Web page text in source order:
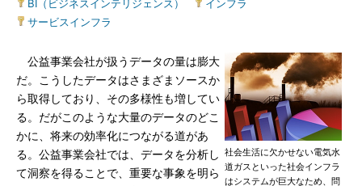
BI（ビジネスインテリジェンス） インフラ
サービスインフラ
社会生活に欠かせない電気水
道ガスといった社会インフラ
はシステムが巨大なため、問
公益事業会社が扱うデータの量は膨大
だ。こうしたデータはさまざまソースか
ら取得しており、その多様性も増してい
る。だがこのような大量のデータのどこ
かに、将来の効率化につながる道があ
る。公益事業会社では、データを分析し
て洞察を得ることで、重要な事象を明ら